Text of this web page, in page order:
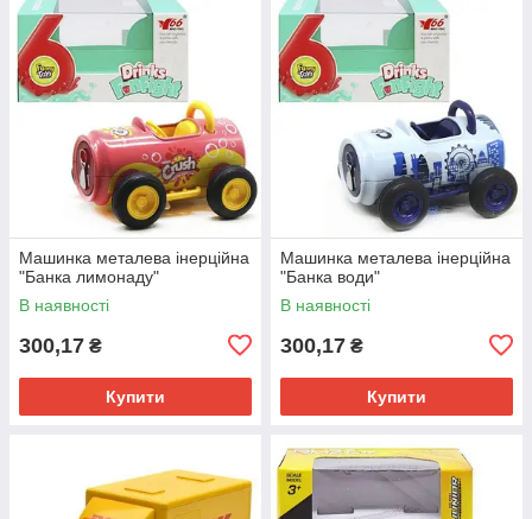
Машинка металева інерційна
"Банка лимонаду"
В наявності
300,17 ₴
Купити
Машинка металева інерційна
"Банка води"
В наявності
300,17 ₴
Купити